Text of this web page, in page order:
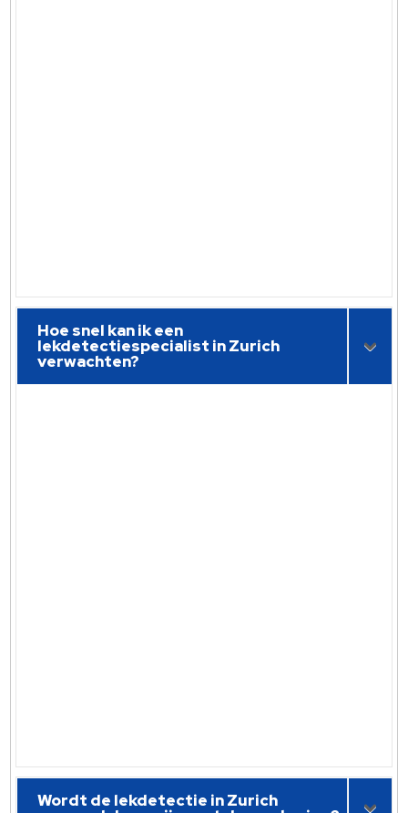
Hoe snel kan ik een
lekdetectiespecialist in Zurich
verwachten?
Wordt de lekdetectie in Zurich